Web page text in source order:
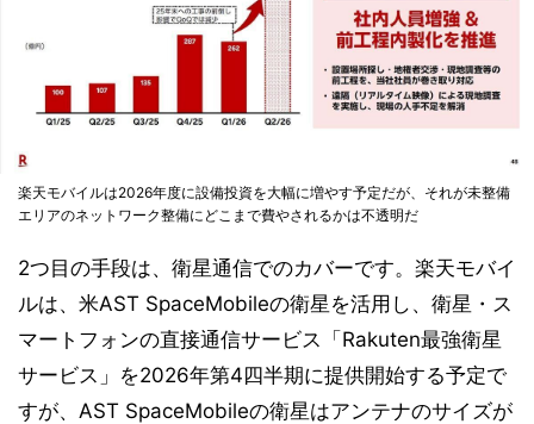
楽天モバイルは2026年度に設備投資を大幅に増やす予定だが、それが未整備
エリアのネットワーク整備にどこまで費やされるかは不透明だ
2つ目の手段は、衛星通信でのカバーです。楽天モバイ
ルは、米AST SpaceMobileの衛星を活用し、衛星・ス
マートフォンの直接通信サービス「Rakuten最強衛星
サービス」を2026年第4四半期に提供開始する予定で
すが、AST SpaceMobileの衛星はアンテナのサイズが